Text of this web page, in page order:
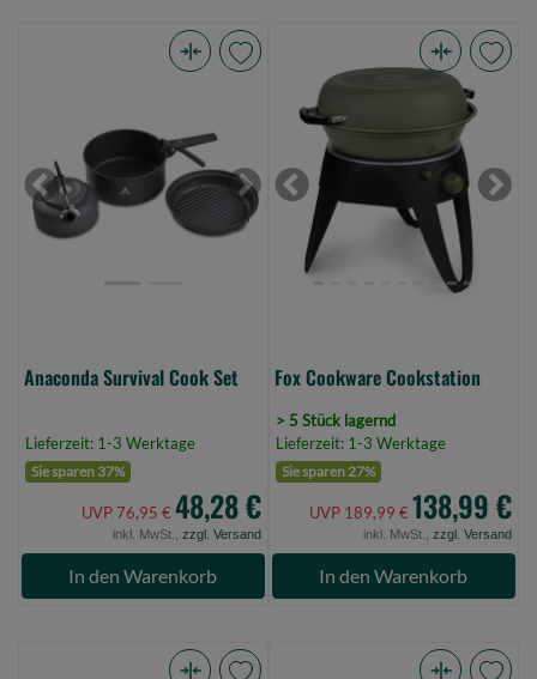
Set
(Bild
0)
Previous Next
Anaconda Survival Cook Set
Lieferzeit: 1-3 Werktage
Sie sparen 37%
UVP 76,95 € 48,28 €
inkl. MwSt., zzgl. Versand
In den Warenkorb
Cookware
Cookstation
(Bild
0)Previous Next
Fox Cookware Cookstation
> 5 Stück lagernd
Lieferzeit: 1-3 Werktage
Sie sparen 27%
UVP 189,99 € 138,99 €
inkl. MwSt., zzgl. Versand
In den Warenkorb